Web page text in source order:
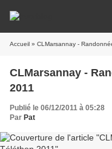
Accueil » CLMarsannay -
CLMarsannay -
2011
Publié le 06/12/2011 à 05:28
Par Pat